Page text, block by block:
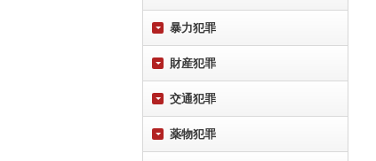
暴力犯罪
財産犯罪
交通犯罪
薬物犯罪